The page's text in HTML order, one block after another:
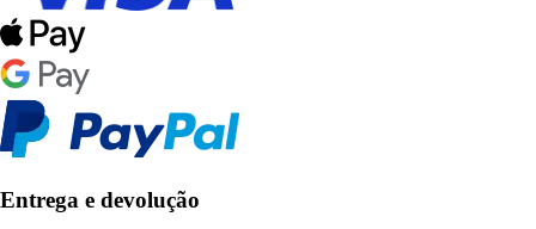
Entrega e devolução